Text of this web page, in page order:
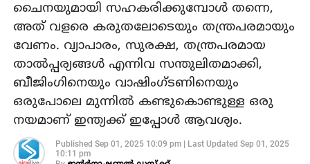
ചൈനയുമായി സഹകരിക്കുമ്പോൾ തന്നെ,
അത് വളരെ കരുതലോടെയും തന്ത്രപരമായും
വേണം. വ്യാപാരം, സുരക്ഷ, തന്ത്രപരമായ
താൽപ്പര്യങ്ങൾ എന്നിവ സന്തുലിതമാക്കി,
ബീജിംഗിനെയും വാഷിംഗ്ടണിനെയും
ഒരുപോലെ മുന്നിൽ കണ്ടുകൊണ്ടുള്ള ഒരു
നയമാണ് ഇന്ത്യക്ക് ഇപ്പോൾ ആവശ്യം.
Published Sep 01, 2025 10:09 pm| Last Updated Sep 01, 2025
10:11 pm